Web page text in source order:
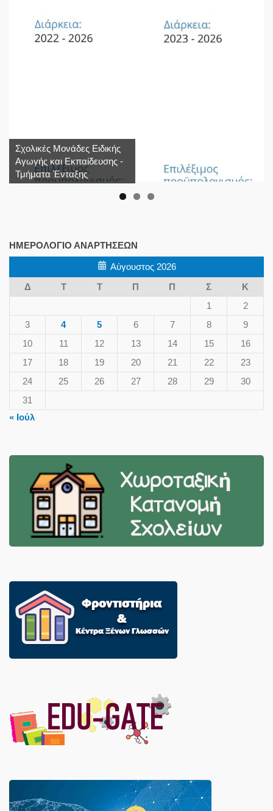
Σχολικές Μονάδες Ειδικής
Αγωγής και Εκπαίδευσης -
Τμήματα Ένταξης
ΗΜΕΡΟΛΌΓΙΟ ΑΝΑΡΤΉΣΕΩΝ
Αύγουστος 2026
Δ
Τ Τ Π Π Σ
Κ
1
2
3
4 5 6 7 8
9
10
11 12 13 14 15
16
17
18 19 20 21 22
23
24
25 26 27 28 29
30
31
« Ιούλ